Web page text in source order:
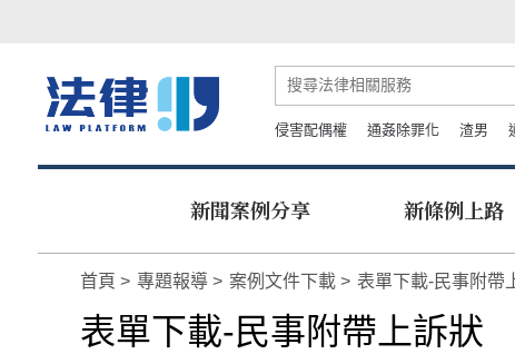
侵害配偶權 通姦除罪化 渣男
新聞案例分享 新條例上路
首頁 專題報導 案例文件下載 表單下載-民事附帶
表單下載-民事附帶上訴狀